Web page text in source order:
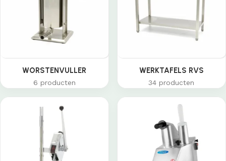
WORSTENVULLER
6 producten
WERKTAFELS RVS
34 producten